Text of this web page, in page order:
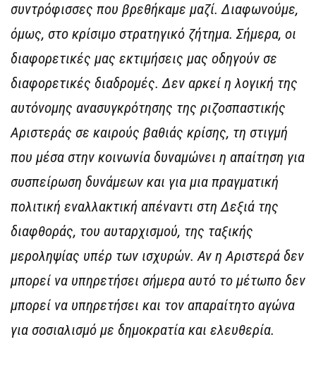
συντρόφισσες που βρεθήκαμε μαζί. Διαφωνούμε,
όμως, στο κρίσιμο στρατηγικό ζήτημα. Σήμερα, οι
διαφορετικές μας εκτιμήσεις μας οδηγούν σε
διαφορετικές διαδρομές. Δεν αρκεί η λογική της
αυτόνομης ανασυγκρότησης της ριζοσπαστικής
Αριστεράς σε καιρούς βαθιάς κρίσης, τη στιγμή
που μέσα στην κοινωνία δυναμώνει η απαίτηση για
συσπείρωση δυνάμεων και για μια πραγματική
πολιτική εναλλακτική απέναντι στη Δεξιά της
διαφθοράς, του αυταρχισμού, της ταξικής
μεροληψίας υπέρ των ισχυρών. Αν η Αριστερά δεν
μπορεί να υπηρετήσει σήμερα αυτό το μέτωπο δεν
μπορεί να υπηρετήσει και τον απαραίτητο αγώνα
για σοσιαλισμό με δημοκρατία και ελευθερία.